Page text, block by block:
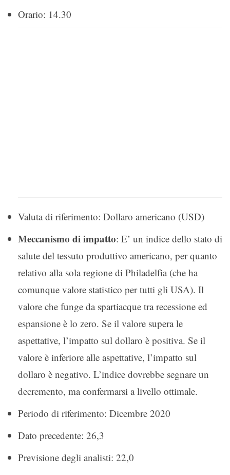
Orario: 14.30
Valuta di riferimento: Dollaro americano (USD)
Meccanismo di impatto: E’ un indice dello stato di
salute del tessuto produttivo americano, per quanto
relativo alla sola regione di Philadelfia (che ha
comunque valore statistico per tutti gli USA). Il
valore che funge da spartiacque tra recessione ed
espansione è lo zero. Se il valore supera le
aspettative, l’impatto sul dollaro è positiva. Se il
valore è inferiore alle aspettative, l’impatto sul
dollaro è negativo. L’indice dovrebbe segnare un
decremento, ma confermarsi a livello ottimale.
Periodo di riferimento: Dicembre 2020
Dato precedente: 26,3
Previsione degli analisti: 22,0